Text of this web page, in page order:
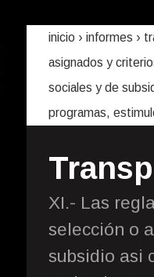
inicio › informes ›
asignados y
sociales y de
programas,
XI.- Las
selección o
subsidio asi